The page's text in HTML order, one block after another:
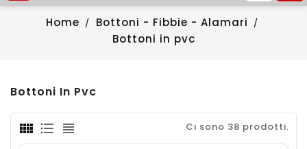
Home
Bottoni - Fibbie - Alamari
Bottoni in pvc
Bottoni In Pvc
Ci sono 38 prodotti.